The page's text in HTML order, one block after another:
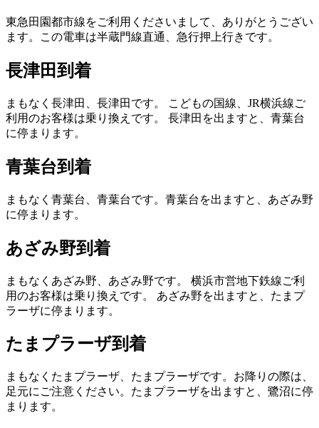
東急田園都市線をご利用くださいまして、ありがとうござい
ます。この電車は半蔵門線直通、急行押上行きです。
長津田到着
まもなく長津田、長津田です。
こどもの国線、JR横浜線ご
利用のお客様は乗り換えです。
長津田を出ますと、青葉台
に停まります。
青葉台到着
まもなく青葉台、青葉台です。青葉台を出ますと、あざみ野
に停まります。
あざみ野到着
まもなくあざみ野、あざみ野です。 横浜市営地下鉄線ご利
用のお客様は乗り換えです。
あざみ野を出ますと、たまプ
ラーザに停まります。
たまプラーザ到着
まもなくたまプラーザ、たまプラーザです。お降りの際は、
足元にご注意ください。たまプラーザを出ますと、鷺沼に停
まります。